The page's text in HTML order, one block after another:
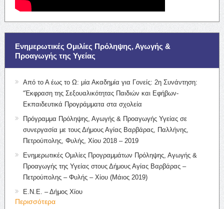
Ενημερωτικές Ομιλίες Πρόληψης, Αγωγής &
Προαγωγής της Υγείας
Από το Α έως το Ω: μία Ακαδημία για Γονείς: 2η Συνάντηση:
“Έκφραση της Σεξουαλικότητας Παιδιών και Εφήβων-
Εκπαιδευτικά Προγράμματα στα σχολεία
Πρόγραμμα Πρόληψης, Αγωγής & Προαγωγής Υγείας σε
συνεργασία με τους Δήμους Αγίας Βαρβάρας, Παλλήνης,
Πετρούπολης, Φυλής, Χίου 2018 – 2019
Ενημερωτικές Ομιλίες Προγραμμάτων Πρόληψης, Αγωγής &
Προαγωγής της Υγείας στους Δήμους Αγίας Βαρβάρας –
Πετρούπολης – Φυλής – Χίου (Μάιος 2019)
Ε.Ν.Ε. – Δήμος Χίου
Περισσότερα